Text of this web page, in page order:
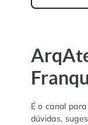
É o canal
dúvidas,